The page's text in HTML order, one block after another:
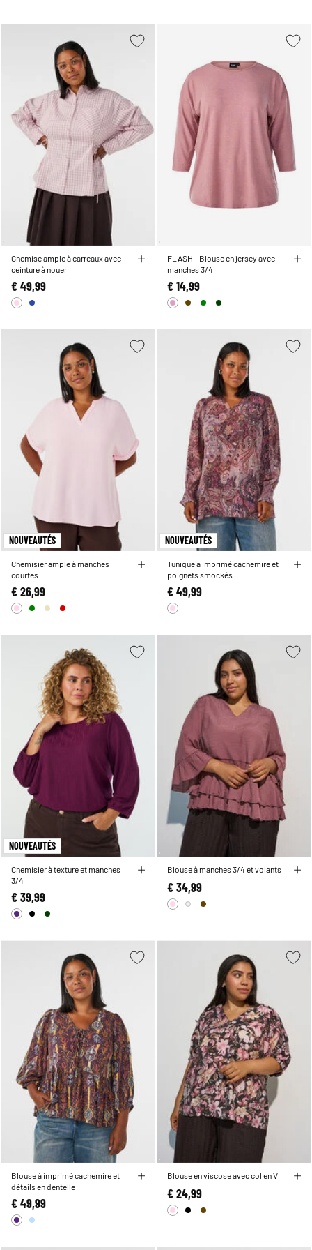
de vêtements de travail roses parfaits, comme nos
, et constituez une garde-robe qui vous donne confiance en vous.
Chemise ample à carreaux avec
ceinture à nouer
€ 49,99
FLASH - Blouse en jersey avec
manches 3/4
€ 14,99
NOUVEAUTÉS
Chemisier ample à manches
courtes
€ 26,99
NOUVEAUTÉS
Tunique à imprimé cachemire et
poignets smockés
€ 49,99
NOUVEAUTÉS
Chemisier à texture et manches
3/4
€ 39,99
Blouse à manches 3/4 et volants
€ 34,99
Blouse à imprimé cachemire et
détails en dentelle
€ 49,99
Blouse en viscose avec col en V
€ 24,99